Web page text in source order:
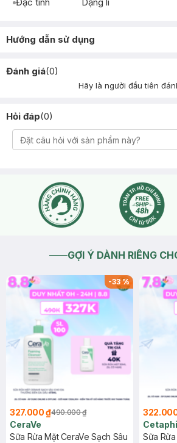
Hướng dẫn sử dụng
Đánh giá(0)
Hãy là người đầu tiên
Hỏi đáp(0)
GỢI Ý DÀNH RIÊNG
-33%
327.000 ₫490.000 ₫
CeraVe
Sữa Rửa Mặt CeraVe Sạch Sâu
Sữa